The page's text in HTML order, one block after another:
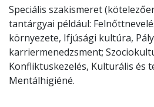
Speciális szakismeret
tantárgyai például:
környezete, Ifjúsági kultúra,
karriermenedzsment;
Konfliktuskezelés, Kulturális és
Mentálhigiéné.